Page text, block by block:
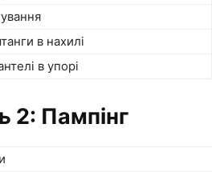
в нахилі
в упорі
2: Пампінг